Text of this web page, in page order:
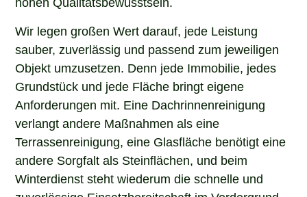
Wir legen großen Wert darauf, jede Leistung
sauber, zuverlässig und passend zum jeweiligen
Objekt umzusetzen. Denn jede Immobilie, jedes
Grundstück und jede Fläche bringt eigene
Anforderungen mit. Eine Dachrinnenreinigung
verlangt andere Maßnahmen als eine
Terrassenreinigung, eine Glasfläche benötigt eine
andere Sorgfalt als Steinflächen, und beim
Winterdienst steht wiederum die schnelle und